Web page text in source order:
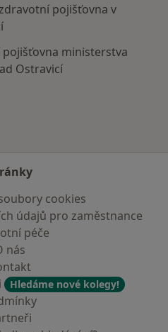
pojišťovna v
ministerstva
Ostravicí
cookies
údajů pro zaměstnance
péče
nás
Hledáme nové kolegy!